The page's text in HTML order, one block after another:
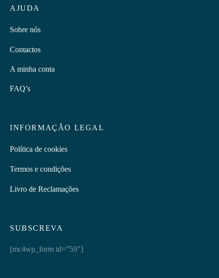
SUBSCREVA
[mc4wp_form id=”59″]
AJUDA
Sobre nós
Contactos
A minha conta
FAQ’s
INFORMAÇÃO LEGAL
Política de cookies
Termos e condições
Livro de Reclamações